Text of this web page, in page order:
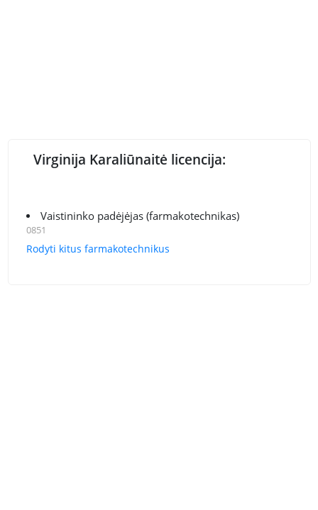
Virginija Karaliūnaitė licencija:
Vaistininko padėjėjas (farmakotechnikas)
0851
Rodyti kitus farmakotechnikus